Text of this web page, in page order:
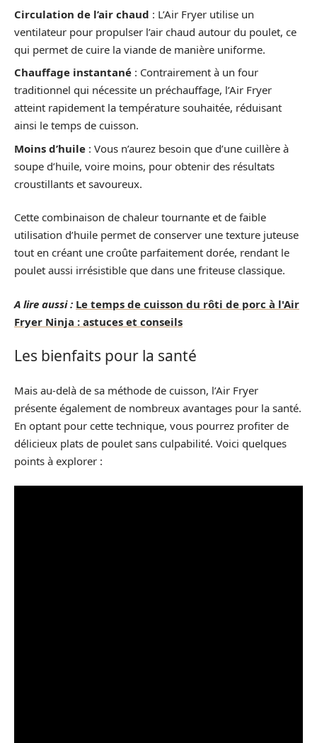
Circulation de l’air chaud : L’Air Fryer utilise un
ventilateur pour propulser l’air chaud autour du poulet, ce
qui permet de cuire la viande de manière uniforme.
Chauffage instantané : Contrairement à un four
traditionnel qui nécessite un préchauffage, l’Air Fryer
atteint rapidement la température souhaitée, réduisant
ainsi le temps de cuisson.
Moins d’huile : Vous n’aurez besoin que d’une cuillère à
soupe d’huile, voire moins, pour obtenir des résultats
croustillants et savoureux.
Cette combinaison de chaleur tournante et de faible
utilisation d’huile permet de conserver une texture juteuse
tout en créant une croûte parfaitement dorée, rendant le
poulet aussi irrésistible que dans une friteuse classique.
A lire aussi : Le temps de cuisson du rôti de porc à l'Air
Fryer Ninja : astuces et conseils
Les bienfaits pour la santé
Mais au-delà de sa méthode de cuisson, l’Air Fryer
présente également de nombreux avantages pour la santé.
En optant pour cette technique, vous pourrez profiter de
délicieux plats de poulet sans culpabilité. Voici quelques
points à explorer :